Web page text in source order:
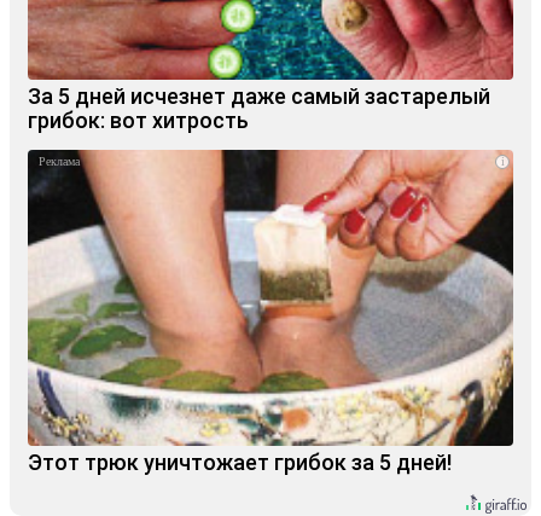
За 5 дней исчезнет даже самый застарелый
грибок: вот хитрость
i
Этот трюк уничтожает грибок за 5 дней!